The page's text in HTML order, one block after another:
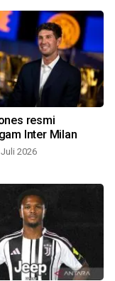
resmi
Inter Milan
2026